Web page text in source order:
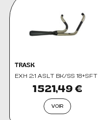
TRASK
EXH 2:1 ASLT BK/SS 18+SFT
1 521,49 €
VOIR